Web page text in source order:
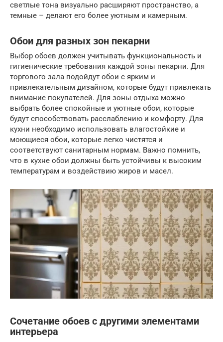
светлые тона визуально расширяют пространство, а
темные – делают его более уютным и камерным.
Обои для разных зон пекарни
Выбор обоев должен учитывать функциональность и
гигиенические требования каждой зоны пекарни. Для
торгового зала подойдут обои с ярким и
привлекательным дизайном, которые будут привлекать
внимание покупателей. Для зоны отдыха можно
выбрать более спокойные и уютные обои, которые
будут способствовать расслаблению и комфорту. Для
кухни необходимо использовать влагостойкие и
моющиеся обои, которые легко чистятся и
соответствуют санитарным нормам. Важно помнить,
что в кухне обои должны быть устойчивы к высоким
температурам и воздействию жиров и масел.
Сочетание обоев с другими элементами
интерьера